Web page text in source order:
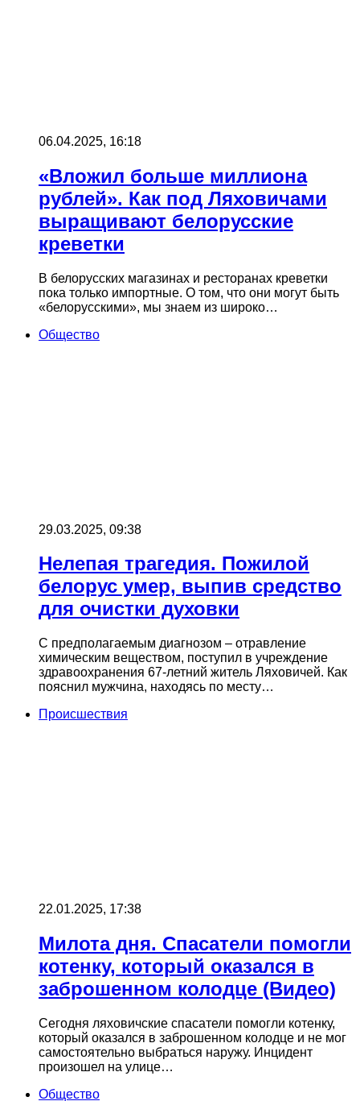
06.04.2025, 16:18
«Вложил больше миллиона
рублей». Как под Ляховичами
выращивают белорусские
креветки
В белорусских магазинах и ресторанах креветки
пока только импортные. О том, что они могут быть
«белорусскими», мы знаем из широко…
Общество
29.03.2025, 09:38
Нелепая трагедия. Пожилой
белорус умер, выпив средство
для очистки духовки
С предполагаемым диагнозом – отравление
химическим веществом, поступил в учреждение
здравоохранения 67-летний житель Ляховичей. Как
пояснил мужчина, находясь по месту…
Происшествия
22.01.2025, 17:38
Милота дня. Спасатели помогли
котенку, который оказался в
заброшенном колодце (Видео)
Сегодня ляховичские спасатели помогли котенку,
который оказался в заброшенном колодце и не мог
самостоятельно выбраться наружу. Инцидент
произошел на улице…
Общество